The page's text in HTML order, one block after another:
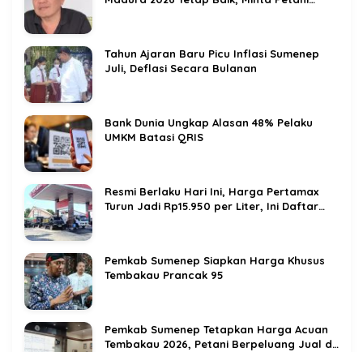
Tahun Ajaran Baru Picu Inflasi Sumenep
Juli, Deflasi Secara Bulanan
Bank Dunia Ungkap Alasan 48% Pelaku
UMKM Batasi QRIS
Resmi Berlaku Hari Ini, Harga Pertamax
Turun Jadi Rp15.950 per Liter, Ini Daftar
Pemkab Sumenep Siapkan Harga Khusus
Tembakau Prancak 95
Pemkab Sumenep Tetapkan Harga Acuan
Tembakau 2026, Petani Berpeluang Jual di